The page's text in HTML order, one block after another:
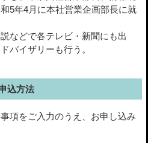
5年4月に本社営業企画部長に就
などで各テレビ・新聞にも出
バイザリーも行う。
込方法
項をご入力のうえ、お申し込み